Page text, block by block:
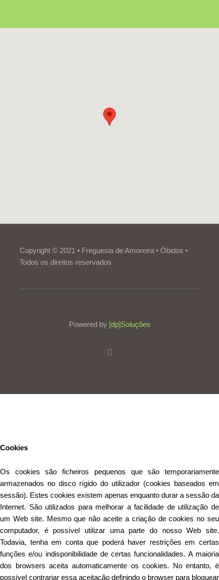
Copyright © 2021 • Freguesia de Amoreira • Óbidos •
Todos os direitos reservados
Powered by [dp]Soluções
Cookies
Os cookies são ficheiros pequenos que são temporariamente
armazenados no disco rígido do utilizador (cookies baseados em
sessão). Estes cookies existem apenas enquanto durar a sessão da
Internet. São utilizados para melhorar a facilidade de utilização de
um Web site. Mesmo que não aceite a criação de cookies no seu
computador, é possível utilizar uma parte do nosso Web site.
Todavia, tenha em conta que poderá haver restrições em certas
funções e/ou indisponibilidade de certas funcionalidades. A maioria
dos browsers aceita automaticamente os cookies. No entanto, é
possível contrariar essa aceitação definindo o browser para bloquear